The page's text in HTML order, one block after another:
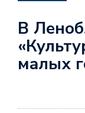
В
малых